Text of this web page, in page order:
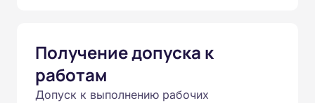
Получение допуска к
работам
Допуск к выполнению рабочих